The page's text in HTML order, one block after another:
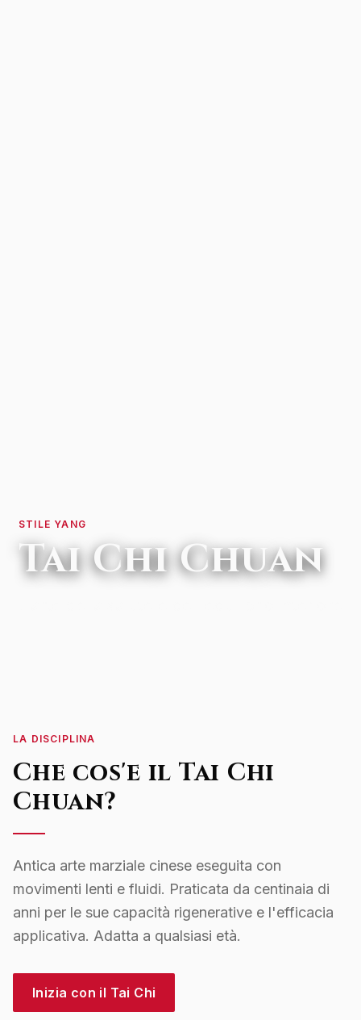
STILE YANG
Tai Chi Chuan
LA DISCIPLINA
Che cos'e il Tai Chi
Chuan?
Antica arte marziale cinese eseguita con
movimenti lenti e fluidi. Praticata da centinaia di
anni per le sue capacità rigenerative e l'efficacia
applicativa. Adatta a qualsiasi età.
Inizia con il Tai Chi